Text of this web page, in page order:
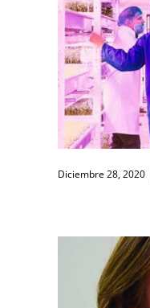
Diciembre 28, 2020